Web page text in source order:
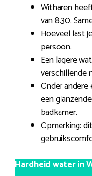
Witharen
van 8.30.
Hoeveel last
persoon.
Een lagere
verschillende
Onder
een
badkamer.
Opmerking:
Hardheid water in